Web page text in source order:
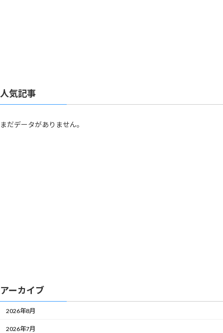
人気記事
まだデータがありません。
アーカイブ
2026年8月
2026年7月